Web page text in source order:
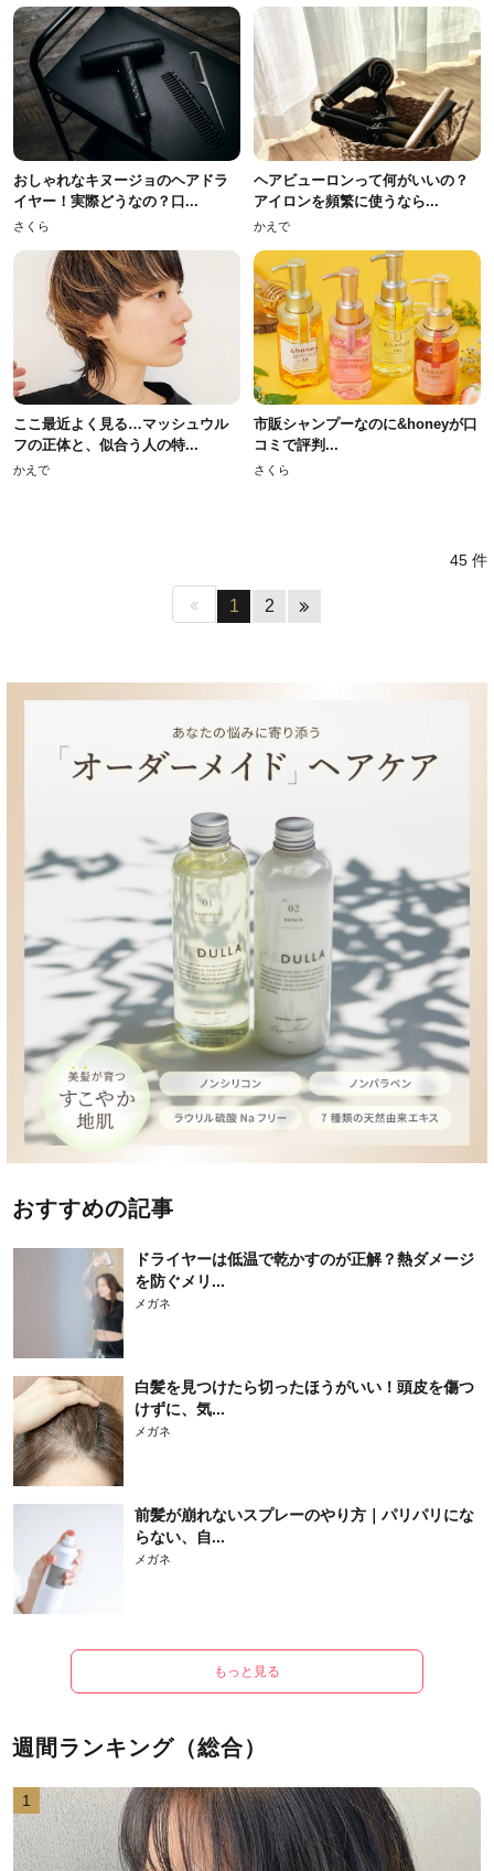
おしゃれなキヌージョのヘアドラ
イヤー！実際どうなの？口...
さくら
ヘアビューロンって何がいいの？
アイロンを頻繁に使うなら...
かえで
ここ最近よく見る…マッシュウル
フの正体と、似合う人の特...
かえで
市販シャンプーなのに&honeyが口
コミで評判...
さくら
45 件
1 2
おすすめの記事
ドライヤーは低温で乾かすのが正解？熱ダメージ
を防ぐメリ...
メガネ
白髪を見つけたら切ったほうがいい！頭皮を傷つ
けずに、気...
メガネ
前髪が崩れないスプレーのやり方｜パリパリにな
らない、自...
メガネ
もっと見る
週間ランキング（総合）
1